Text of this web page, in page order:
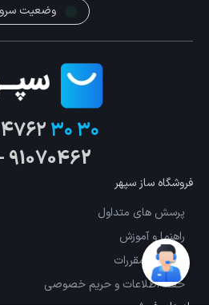
وضعیت
۰۲۱۳۰ ۳۰
۰۲۱ -
فروشگاه ساز سپهر
پرسش های متداول
راهنما و آموزش
قوانین و مقررات
حفظ اطلاعات و حریم خصوصی